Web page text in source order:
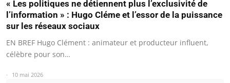
« Les politiques ne détiennent plus l’exclusivité de
l’information » : Hugo Cléme et l’essor de la puissance
sur les réseaux sociaux
EN BREF Hugo Clément : animateur et producteur influent,
célèbre pour son…
10 mai 2026